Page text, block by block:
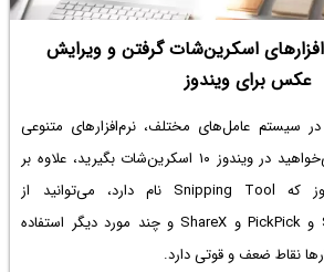
اسکرین‌شات گرفتن و ویرایش
عکس برای ویندوز
سیستم عامل‌های مختلف، نرم‌افزارهای متنوعی
منتشر شده است. اگر می‌خواهید در ویندوز ۱۰ اسکرین‌شات بگیرید، علاوه بر
نرم‌افزار پیش‌فرض ویندوز که Snipping Tool نام دارد، می‌توانید از
نرم‌افزارهایی نظیر Snagit و PickPick و ShareX و چند مورد دیگر استفاده
نقاط ضعف و قوتی دارد.